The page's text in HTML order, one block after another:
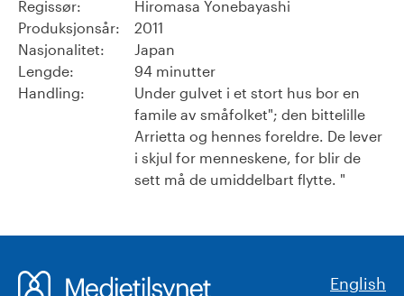
Regissør:
Hiromasa Yonebayashi
Produksjonsår:
2011
Nasjonalitet:
Japan
Lengde:
94 minutter
Handling:
Under gulvet i et stort hus bor en
famile av småfolket"; den bittelille
Arrietta og hennes foreldre. De lever
i skjul for menneskene, for blir de
sett må de umiddelbart flytte. "
English